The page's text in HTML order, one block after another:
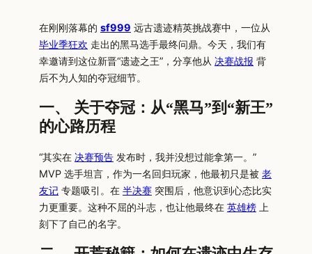
在刚刚落幕的 sf999 远古遗迹精英挑战赛中，一位从
毕业季狂欢 走出的黑马选手最终问鼎。今天，我们有
幸邀请到这位新晋“遗迹之王”，分享他从 决赛战报 背
后不为人知的夺冠细节。
一、 关于夺冠：从“黑马”到“新王”
的心路历程
“其实在 决赛预告 发布时，我并没想过能拿第一。”
MVP 选手坦言，作为一名回归玩家，他最初只是被 老
友记 专题吸引。在 半决赛 突围后，他意识到心态比实
力更重要。这种不屈的斗志，也让他最终在 英雄榜 上
刻下了自己的名字。